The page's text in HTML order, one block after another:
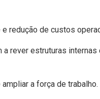
redução de custos
rever estruturas internas
a força de trabalho.